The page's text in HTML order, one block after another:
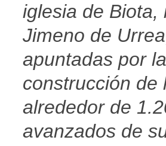
iglesia de
Jimeno de
apuntadas por
construcción de
alrededor de
avanzados de